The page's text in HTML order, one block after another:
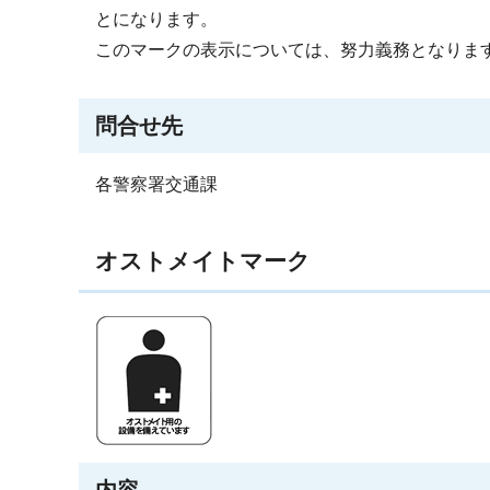
とになります。
このマークの表示については、努力義務となりま
問合せ先
各警察署交通課
オストメイトマーク